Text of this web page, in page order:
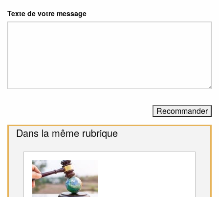
Texte de votre message
Dans la même rubrique